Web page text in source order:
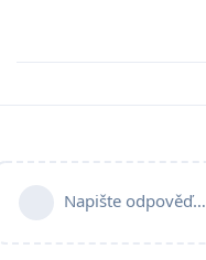
Napište odpověď…